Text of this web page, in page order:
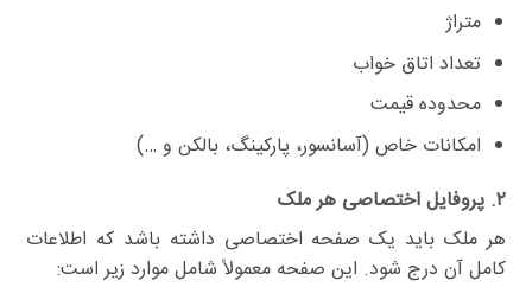
متراژ
تعداد اتاق خواب
محدوده قیمت
امکانات خاص (آسانسور، پارکینگ، بالکن و …)
۲. پروفایل اختصاصی هر ملک
هر ملک باید یک صفحه اختصاصی داشته باشد که اطلاعات
کامل آن درج شود. این صفحه معمولاً شامل موارد زیر است: